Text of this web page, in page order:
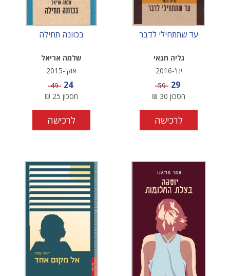
עד שתתחילי לדבר
גליה תנאי
ינו'-2016
מחיר מבצע
29 מחיר
59
חסכון 30
₪
לרכישה
בכוונה תחילה
שלמה אריאל
אוק'-2015
מחיר מבצע
24 מחיר
49
חסכון 25
₪
לרכישה